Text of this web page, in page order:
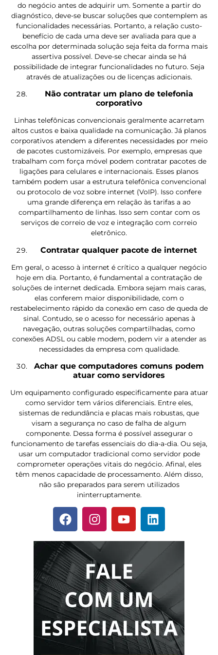
do negócio antes de adquirir um. Somente a partir do
diagnóstico, deve-se buscar soluções que contemplem as
funcionalidades necessárias. Portanto, a relação custo-
benefício de cada uma deve ser avaliada para que a
escolha por determinada solução seja feita da forma mais
assertiva possível. Deve-se checar ainda se há
possibilidade de integrar funcionalidades no futuro. Seja
através de atualizações ou de licenças adicionais.
Não contratar um plano de telefonia
corporativo
Linhas telefônicas convencionais geralmente acarretam
altos custos e baixa qualidade na comunicação. Já planos
corporativos atendem a diferentes necessidades por meio
de pacotes customizáveis. Por exemplo, empresas que
trabalham com força móvel podem contratar pacotes de
ligações para celulares e internacionais. Esses planos
também podem usar a estrutura telefônica convencional
ou protocolo de voz sobre internet (VoIP). Isso confere
uma grande diferença em relação às tarifas a ao
compartilhamento de linhas. Isso sem contar com os
serviços de correio de voz e integração com correio
eletrônico.
Contratar qualquer pacote de internet
Em geral, o acesso à internet é crítico a qualquer negócio
hoje em dia. Portanto, é fundamental a contratação de
soluções de internet dedicada. Embora sejam mais caras,
elas conferem maior disponibilidade, com o
restabelecimento rápido da conexão em caso de queda de
sinal. Contudo, se o acesso for necessário apenas à
navegação, outras soluções compartilhadas, como
conexões ADSL ou cable modem, podem vir a atender as
necessidades da empresa com qualidade.
Achar que computadores comuns podem
atuar como servidores
Um equipamento configurado especificamente para atuar
como servidor tem vários diferenciais. Entre eles,
sistemas de redundância e placas mais robustas, que
visam a segurança no caso de falha de algum
componente. Dessa forma é possível assegurar o
funcionamento de tarefas essenciais do dia-a-dia. Ou seja,
usar um computador tradicional como servidor pode
comprometer operações vitais do negócio. Afinal, eles
têm menos capacidade de processamento. Além disso,
não são preparados para serem utilizados
ininterruptamente.